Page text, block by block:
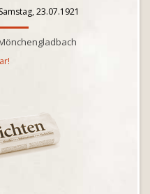
23.07.1921